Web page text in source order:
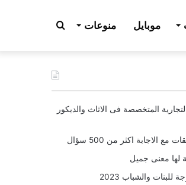
موبايل منوعات بحث
عن
المتخصصة فى الاثاث والديكور
الاجابة اكثر من 500 سؤال
لها معنى جميل
والشباب 2023